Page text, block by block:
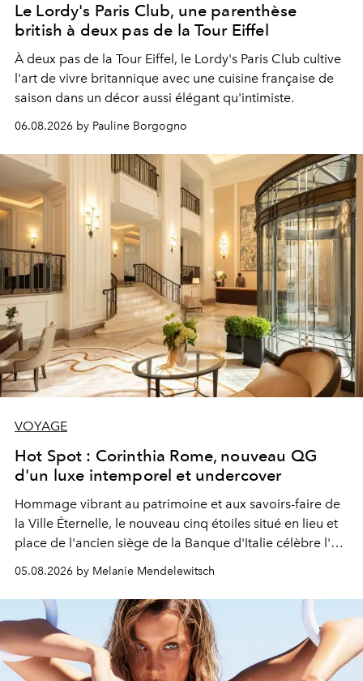
Le Lordy's Paris Club, une parenthèse
british à deux pas de la Tour Eiffel
À deux pas de la Tour Eiffel, le Lordy's Paris Club cultive
l'art de vivre britannique avec une cuisine française de
saison dans un décor aussi élégant qu'intimiste.
06.08.2026 by Pauline Borgogno
VOYAGE
Hot Spot : Corinthia Rome, nouveau QG
d'un luxe intemporel et undercover
Hommage vibrant au patrimoine et aux savoirs-faire de
la Ville Éternelle, le nouveau cinq étoiles situé en lieu et
place de l'ancien siège de la Banque d'Italie célèbre l'art
de vivre Romain dans toute son élégance intemporelle.
05.08.2026 by Melanie Mendelewitsch